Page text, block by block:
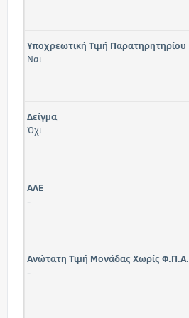
Υποχρεωτική Τιμή Παρατηρητηρίου
Ναι
Δείγμα
Όχι
ΑΛΕ
-
Ανώτατη Τιμή Μονάδας Χωρίς Φ.Π.Α.
-